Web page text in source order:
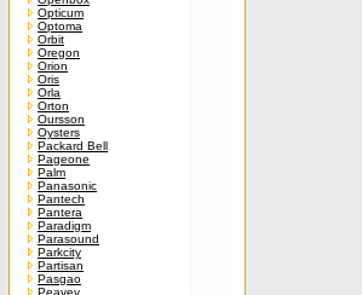
Opticum
Optoma
Orbit
Oregon
Orion
Oris
Orla
Orton
Oursson
Oysters
Packard Bell
Pageone
Palm
Panasonic
Pantech
Pantera
Paradigm
Parasound
Parkcity
Partisan
Pasgao
Peavey